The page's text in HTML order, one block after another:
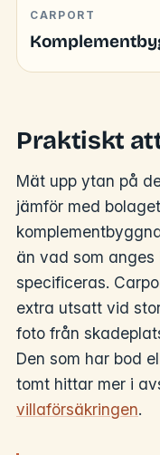
CARPORT
Praktiskt
Mät upp ytan på
jämför med
än vad som
specificeras.
extra utsatt vid
foto från
Den som har bod
tomt hittar mer i
villaförsäkringen.